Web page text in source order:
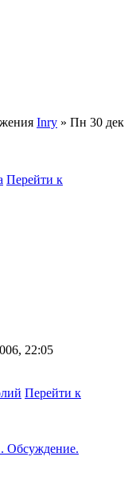
Inry » Пн 30 дек
Перейти к
22:05
Перейти к
Обсуждение.